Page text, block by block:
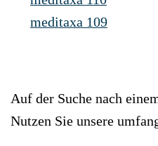
meditaxa 109
Auf der Suche nach
Nutzen Sie unsere